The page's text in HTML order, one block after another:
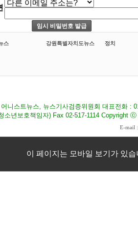
스 강원특별자치도뉴스 정치
어니스트뉴스, 뉴스기사검증위원회 대표전화 :
소년보호책임자) Fax 02-517-1114 Copyright
E-mail
이 페이지는 모바일 보기가 있